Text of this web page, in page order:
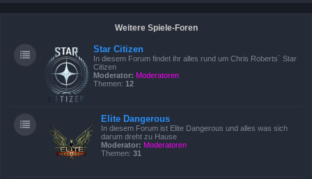
Weitere Spiele-Foren
Star Citizen
In diesem Forum findet ihr alles rund um Chris Roberts´ Star
Citizen
Moderator: Moderatoren
Themen: 12
Elite Dangerous
In diesem Forum ist Elite Dangerous und alles was sich
darum dreht zu Hause
Moderator: Moderatoren
Themen: 31